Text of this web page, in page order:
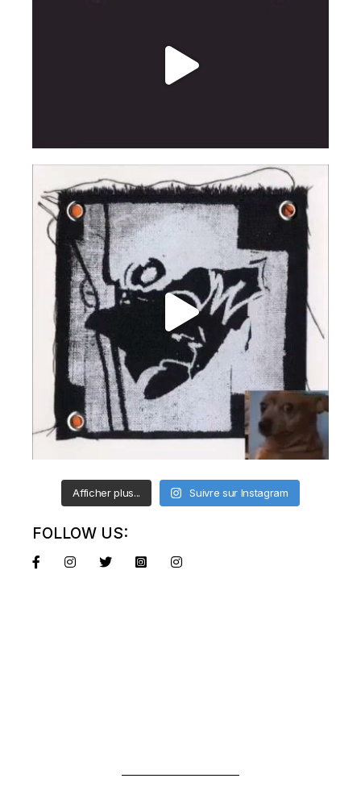
Afficher plus... Suivre sur Instagram
FOLLOW US: